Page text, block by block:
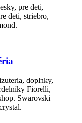
pre deti,
deti, striebro,
doplnky,
Fiorelli,
Swarovski